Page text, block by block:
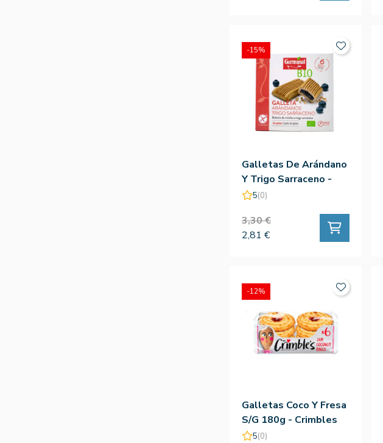
Galletas De Arándano
Y Trigo Sarraceno -
Germinal
5(0)
3,30 €
2,81 €
-15%
Galletas Coco Y Fresa
S/G 180g - Crimbles
5(0)
-12%